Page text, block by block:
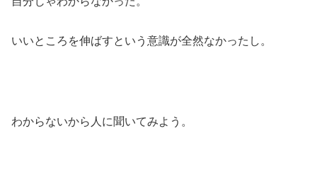
いいところを伸ばすという意識が全然なかったし。
わからないから人に聞いてみよう。